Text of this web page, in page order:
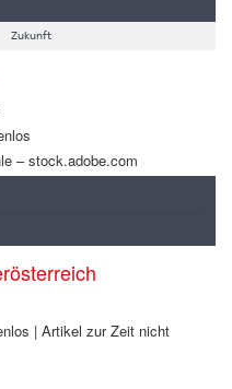
Zukunft
– stock.adobe.com
| Artikel zur Zeit nicht